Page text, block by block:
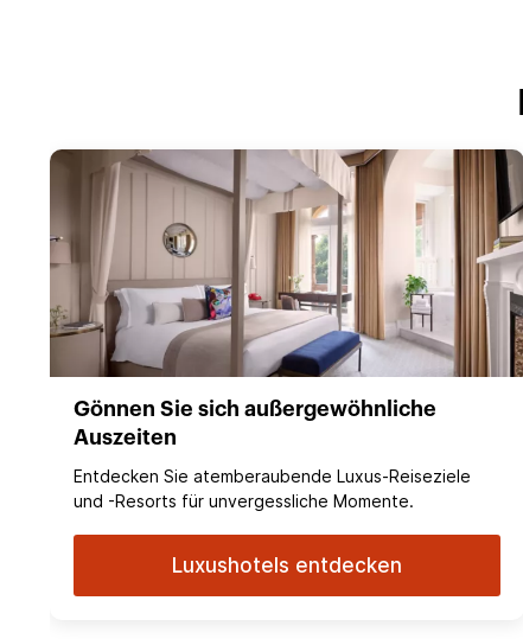
Gönnen Sie sich außergewöhnliche
Auszeiten
Entdecken Sie atemberaubende Luxus-Reiseziele
und -Resorts für unvergessliche Momente.
Luxushotels entdecken